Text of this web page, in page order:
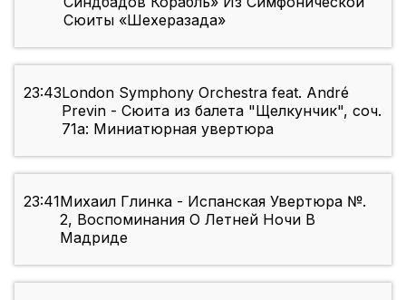
Сюиты «Шехеразада»
23:43London Symphony Orchestra feat. André
Previn - Сюита из балета "Щелкунчик", соч.
71а: Миниатюрная увертюра
23:41Михаил Глинка - Испанская Увертюра №.
2, Воспоминания О Летней Ночи В
Мадриде